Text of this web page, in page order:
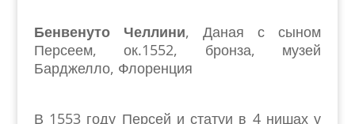
Бенвенуто Челлини, Даная с сыном
Персеем, ок.1552, бронза, музей
Барджелло, Флоренция
В 1553 году Персей и статуи в 4 нишах у